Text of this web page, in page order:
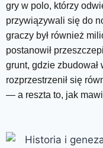
gry w polo, którzy
przywiązywali się do
graczy był również
postanowił
grunt, gdzie zbudował
rozprzestrzenił się
— a reszta to, jak